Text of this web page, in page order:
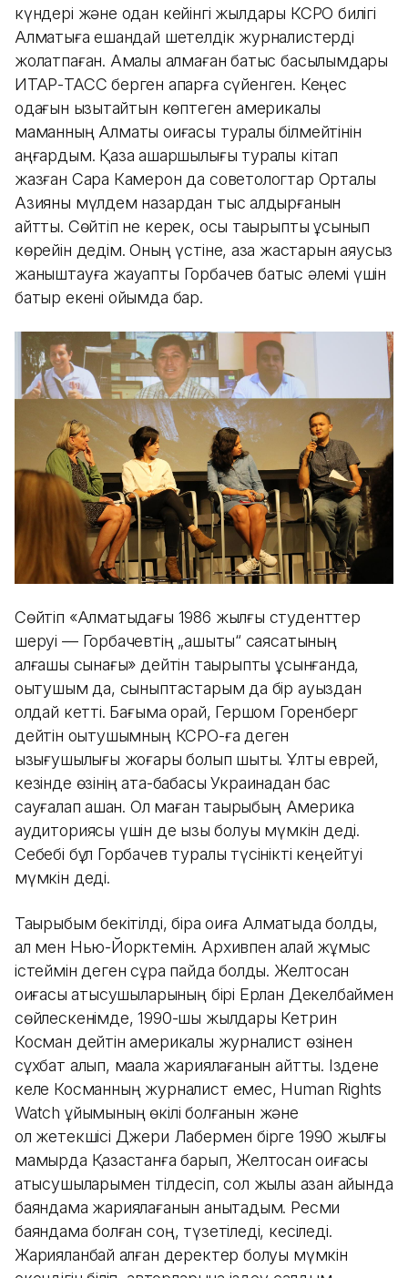
күндері және одан кейінгі жылдары КСРО билігі
Алматыға ешқандай шетелдік журналистерді
жолатпаған. Амалы қалмаған батыс басылымдары
ИТАР-ТАСС берген ақпарға сүйенген. Кеңес
одағын қызықтайтын көптеген америкалық
маманның Алматы оқиғасы туралы білмейтінін
аңғардым. Қазақ ашаршылығы туралы кітап
жазған Сара Камерон да советологтар Орталық
Азияны мүлдем назардан тыс қалдырғанын
айтты. Сөйтіп не керек, осы тақырыпты ұсынып
көрейін дедім. Оның үстіне, қазақ жастарын аяусыз
жаныштауға жауапты Горбачев батыс әлемі үшін
батыр екені ойымда бар.
Сөйтіп «Алматыдағы 1986 жылғы cтуденттер
шеруі — Горбачевтің „ашықтық“ саясатының
алғашқы сынағы» дейтін тақырыпты ұсынғанда,
оқытушым да, сыныптастарым да бір ауыздан
қолдай кетті. Бағыма орай, Гершом Горенберг
дейтін оқытушымның КСРО-ға деген
қызығушылығы жоғары болып шықты. Ұлты еврей,
кезінде өзінің ата-бабасы Украинадан бас
сауғалап қашқан. Ол маған тақырыбың Америка
аудиториясы үшін де қызық болуы мүмкін деді.
Себебі бұл Горбачев туралы түсінікті кеңейтуі
мүмкін деді.
Тақырыбым бекітілді, бірақ оқиға Алматыда болды,
ал мен Нью-Йорктемін. Архивпен қалай жұмыс
істеймін деген сұрақ пайда болды. Желтоқсан
оқиғасы қатысушыларының бірі Ерлан Декелбаймен
сөйлескенімде, 1990-шы жылдары Кетрин
Косман дейтін америкалық журналист өзінен
сұхбат алып, мақала жариялағанын айтты. Іздене
келе Косманның журналист емес, Human Rights
Watch ұйымының өкілі болғанын және
ол жетекшісі Джери Лабермен бірге 1990 жылғы
мамырда Қазақстанға барып, Желтоқсан оқиғасы
қатысушыларымен тілдесіп, сол жылы қазан айында
баяндама жариялағанын анықтадым. Ресми
баяндама болған соң, түзетіледі, кесіледі.
Жарияланбай қалған деректер болуы мүмкін